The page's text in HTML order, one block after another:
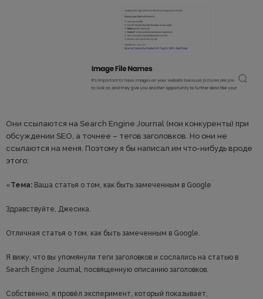
Они ссылаются на Search Engine Journal (мои конкуренты) при
обсуждении SEO, а точнее – тегов заголовков. Но они не
ссылаются на меня. Поэтому я бы написал им что-нибудь вроде
этого:
«Тема: Ваша статья о том, как быть замеченным в Google
Здравствуйте, Джесика.
Отличная статья о том, как быть замеченным в Google.
Я вижу, что вы упомянули теги заголовков и сослались на статью в
Search Engine Journal, посвященную описанию заголовков.
Собственно, я провёл эксперимент, который показывает,